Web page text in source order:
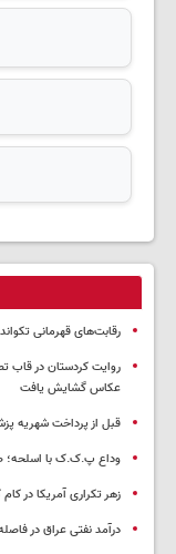
رقابت‌های قهرمانی
عکاس گشایش یافت
قبل از پرداخت شهریه
وداع پ.ک.ک با اسلحه؛
زهر تکراری آمریکا در
درآمد نفتی عراق در فاصله سال‌های ۲۰۰۴ تا ۲۰۲۶؛ از جهش